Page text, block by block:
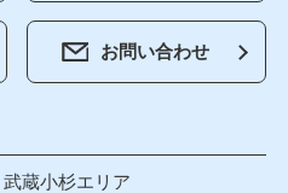
お問い合わせ
武蔵小杉エリア